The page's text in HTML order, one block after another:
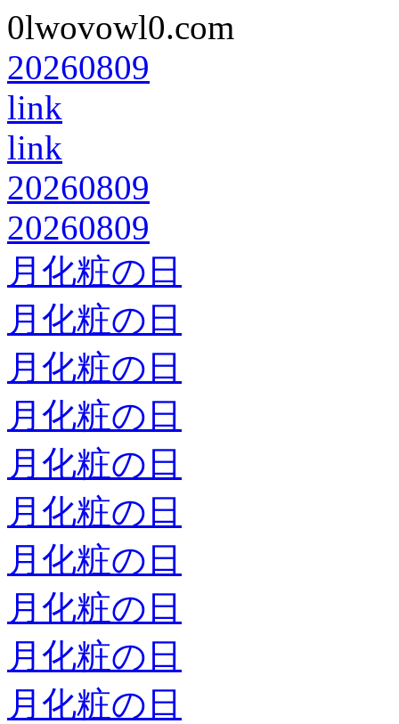
0lwovowl0.com
20260809
link
link
20260809
20260809
月化粧の日
月化粧の日
月化粧の日
月化粧の日
月化粧の日
月化粧の日
月化粧の日
月化粧の日
月化粧の日
月化粧の日